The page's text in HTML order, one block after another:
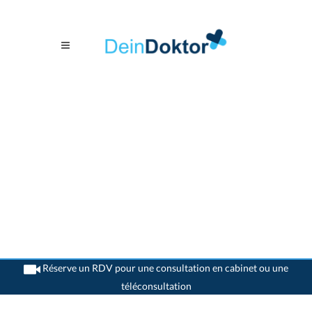
Réserve un RDV pour une consultation en cabinet ou une
téléconsultation
>Généralistes>Wangen an der Aare>Dr. Christian Steinmann>Rendez-vous avec